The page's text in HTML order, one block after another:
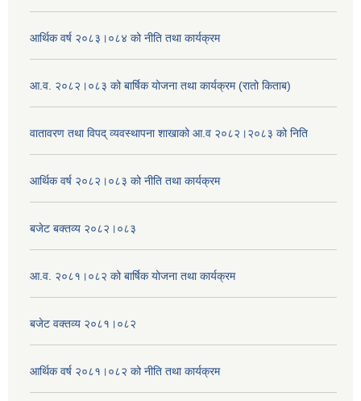
आर्थिक वर्ष २०८३।०८४ को नीति तथा कार्यक्रम
आ.व. २०८२।०८३ को बार्षिक योजना तथा कार्यक्रम (रातो किताब)
वातावरण तथा विपद् व्यवस्थापना शाखाको आ.व २०८२।२०८३ को निति
आर्थिक वर्ष २०८२।०८३ को नीति तथा कार्यक्रम
बजेट बक्तव्य २०८२।०८३
आ.व. २०८१।०८२ को बार्षिक योजना तथा कार्यक्रम
बजेट वक्तव्य २०८१।०८२
आर्थिक वर्ष २०८१।०८२ को नीति तथा कार्यक्रम